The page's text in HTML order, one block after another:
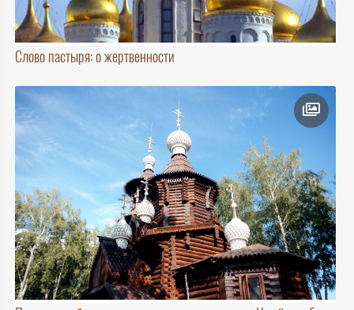
Слово пастыря: о жертвенности